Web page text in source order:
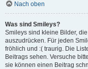
Nach oben
Was sind Smileys?
Smileys sind kleine Bilder,
auszudrücken. Für jeden
fröhlich und :( traurig. Die
Beitrags sehen. Versuche
sie können einen Beitrag